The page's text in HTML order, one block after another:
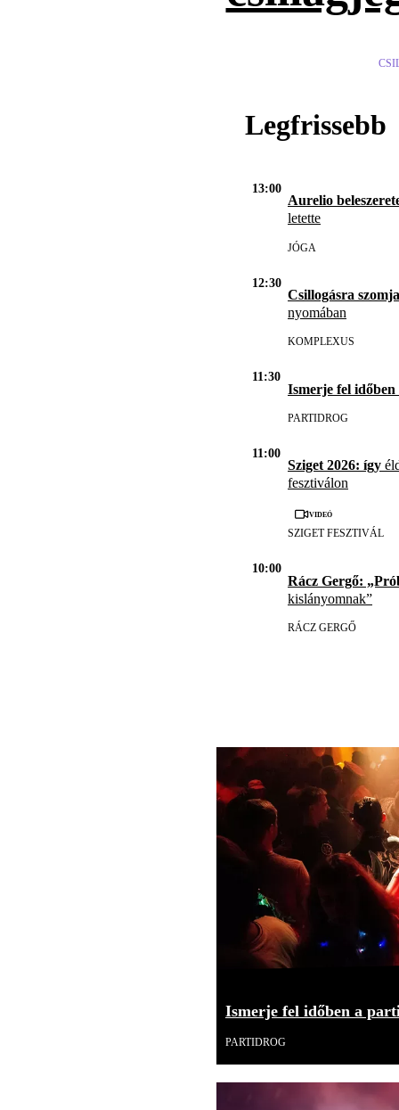
Legfrissebb
13:00
Aurelio
letette
JÓGA
12:30
Csillogásra
nyomában
KOMPLEXUS
11:30
Ismerje fel időben
PARTIDROG
11:00
Sziget 2026: így
fesztiválon
Videó
SZIGET FESZTIVÁL
10:00
Rácz Gergő:
kislányomnak”
RÁCZ GERGŐ
Ismerje fel időben a
PARTIDROG